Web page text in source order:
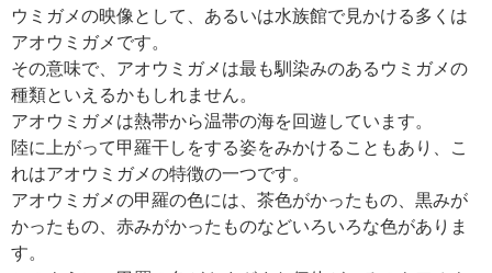
ウミガメの映像として、あるいは水族館で見かける多くは
アオウミガメです。
その意味で、アオウミガメは最も馴染みのあるウミガメの
種類といえるかもしれません。
アオウミガメは熱帯から温帯の海を回遊しています。
陸に上がって甲羅干しをする姿をみかけることもあり、こ
れはアオウミガメの特徴の一つです。
アオウミガメの甲羅の色には、茶色がかったもの、黒みが
かったもの、赤みがかったものなどいろいろな色がありま
す。